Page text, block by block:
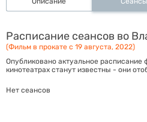
Расписание сеансов во
(Фильм в прокате с 19 августа, 2022)
Опубликовано актуальное
кинотеатрах станут известны - они
Нет сеансов